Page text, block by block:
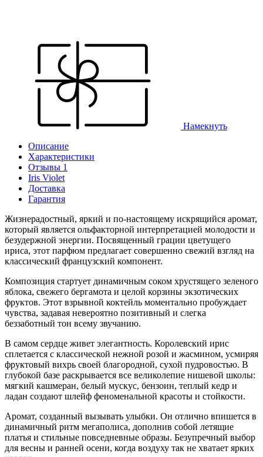
Намекнуть
Описание
Характеристики
Отзывы 1
Iris Violet
Доставка
Гарантия
Жизнерадостный, яркий и по-настоящему искрящийся аромат,
который является ольфакторной интерпретацией молодости и
безудержной энергии. Посвященный грации цветущего
ириса, этот парфюм предлагает совершенно свежий взгляд на
классический французский компонент.
Композиция стартует динамичным соком хрустящего зеленого
яблока, свежего бергамота и целой корзины экзотических
фруктов. Этот взрывной коктейль моментально пробуждает
чувства, задавая невероятно позитивный и слегка
беззаботный тон всему звучанию.
В самом сердце живет элегантность. Королевский ирис
сплетается с классической нежной розой и жасмином, усмиряя
фруктовый вихрь своей благородной, сухой пудровостью. В
глубокой базе раскрывается все великолепие нишевой школы:
мягкий кашмеран, белый мускус, бензоин, теплый кедр и
ладан создают шлейф феноменальной красоты и стойкости.
Аромат, созданный вызывать улыбки. Он отлично впишется в
динамичный ритм мегаполиса, дополнив собой летящие
платья и стильные повседневные образы. Безупречный выбор
для весны и ранней осени, когда воздуху так не хватает ярких